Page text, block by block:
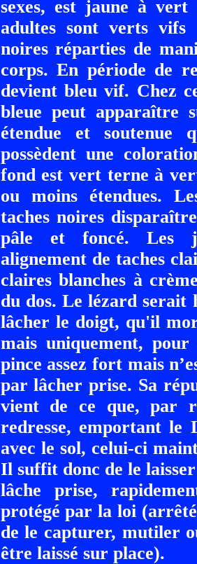
sexes, est jaune à
adultes sont verts vifs
noires réparties de
corps. En période de
devient bleu vif. Chez
bleue peut apparaître
étendue et soutenue
possèdent une
fond est vert terne à
ou moins étendues.
taches noires
pâle et foncé. Les
alignement de taches
claires blanches à
du dos. Le lézard serait
lâcher le doigt, qu'il
mais uniquement,
pince assez fort mais
par lâcher prise. Sa
vient de ce que, par
redresse, emportant le
avec le sol, celui-ci
Il suffit donc de le
lâche prise,
protégé par la loi
de le capturer, mutiler
être laissé sur place).